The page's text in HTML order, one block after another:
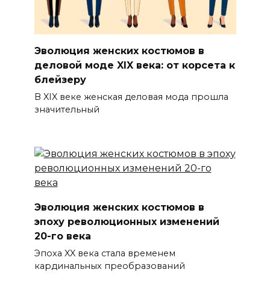
Эволюция женских костюмов в
деловой моде XIX века: от корсета к
блейзеру
В XIX веке женская деловая мода прошла
значительный
Эволюция женских костюмов в
эпоху революционных изменений
20-го века
Эпоха XX века стала временем
кардинальных преобразований